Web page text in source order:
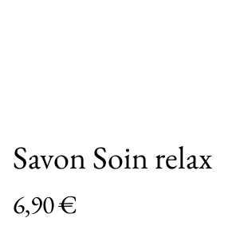
Savon Soin relax
6,90 €